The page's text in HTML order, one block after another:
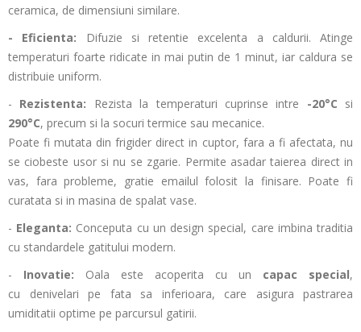
ceramica, de dimensiuni similare.
- Eficienta: Difuzie si retentie excelenta a caldurii. Atinge
temperaturi foarte ridicate in mai putin de 1 minut, iar caldura se
distribuie uniform.
- Rezistenta: Rezista la temperaturi cuprinse intre -20°C si
290°C, precum si la socuri termice sau mecanice.
Poate fi mutata din frigider direct in cuptor, fara a fi afectata, nu
se ciobeste usor si nu se zgarie. Permite asadar taierea direct in
vas, fara probleme, gratie emailul folosit la finisare. Poate fi
curatata si in masina de spalat vase.
- Eleganta: Conceputa cu un design special, care imbina traditia
cu standardele gatitului modern.
- Inovatie: Oala este acoperita cu un capac special,
cu denivelari pe fata sa inferioara, care asigura pastrarea
umiditatii optime pe parcursul gatirii.